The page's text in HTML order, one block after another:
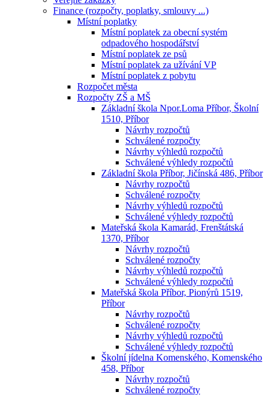
Finance (rozpočty, poplatky, smlouvy ...)
Místní poplatky
Místní poplatek za obecní systém
odpadového hospodářství
Místní poplatek ze psů
Místní poplatek za užívání VP
Místní poplatek z pobytu
Rozpočet města
Rozpočty ZŠ a MŠ
Základní škola Npor.Loma Příbor, Školní
1510, Příbor
Návrhy rozpočtů
Schválené rozpočty
Návrhy výhledů rozpočtů
Schválené výhledy rozpočtů
Základní škola Příbor, Jičínská 486, Příbor
Návrhy rozpočtů
Schválené rozpočty
Návrhy výhledů rozpočtů
Schválené výhledy rozpočtů
Mateřská škola Kamarád, Frenštátská
1370, Příbor
Návrhy rozpočtů
Schválené rozpočty
Návrhy výhledů rozpočtů
Schválené výhledy rozpočtů
Mateřská škola Příbor, Pionýrů 1519,
Příbor
Návrhy rozpočtů
Schválené rozpočty
Návrhy výhledů rozpočtů
Schválené výhledy rozpočtů
Školní jídelna Komenského, Komenského
458, Příbor
Návrhy rozpočtů
Schválené rozpočty